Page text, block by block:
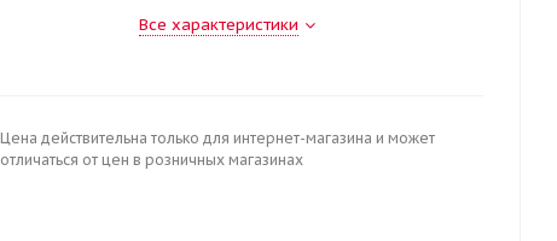
Все характеристики
Цена действительна только для интернет-магазина и может
отличаться от цен в розничных магазинах